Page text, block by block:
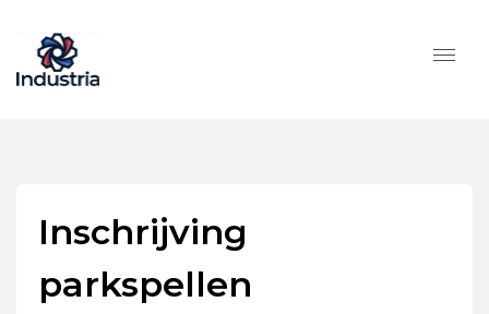
Inschrijving
parkspellen